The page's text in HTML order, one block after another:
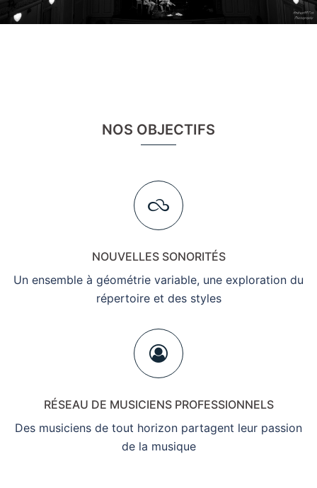
NOS OBJECTIFS
NOUVELLES SONORITÉS
Un ensemble à géométrie variable, une exploration du
répertoire et des styles
RÉSEAU DE MUSICIENS PROFESSIONNELS
Des musiciens de tout horizon partagent leur passion
de la musique